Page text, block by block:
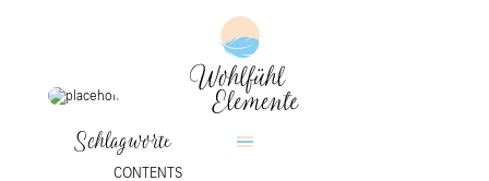
Schlagworte
CONTENTS